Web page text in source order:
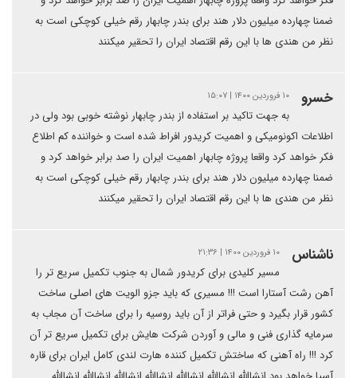
ضمنا چهارده میلیون دلار هند برای بندر چابهار رقم خیلی کوچکی است به
نظر من هندی ها با این رقم اقتصاد ایران را تحقیر میکنند
خسرو ۱۰ فروردین ۱۴۰۰ | ۱۵:۰۷
به جهت تاکید بر استفاده از بندر چابهار نوشته خوبی بود ولی در
اطلاعات اکونومیکی و اهمیت کریدور افراط شده است و خواننده کم اطلاع
فکر خواهد کرد واقعا پروژه چابهار اهمیت ایران را صد برابر خواهد کرد و
ضمنا چهارده میلیون دلار هند برای بندر چابهار رقم خیلی کوچکی است به
نظر من هندی ها با این رقم اقتصاد ایران را تحقیر میکنند
ناشناس ۱۰ فروردین ۱۴۰۰ | ۲۱:۳۶
مسیر کلیدی برای کریدور شمال به جنوب تکمیل سریع تر را
آهن رشت آستارا است !!! مسیری که باید جزو الویت های اصلی ساخت
کشور قرار بگیرد و حتی فراتر از آن باید روسیه را برای ساخت آن مجاب به
سرمایه گذاری فنی و مالی و آوردن شرکت هایش برای تکمیل سریع تر آن
کرد !!! راه آهنی که ساختش تکمیل کننده هارت لندی کامل ایران برای قاره